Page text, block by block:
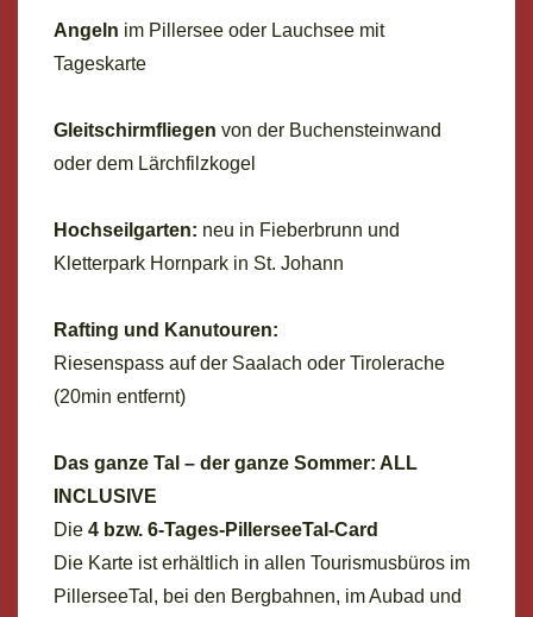
Angeln im Pillersee oder Lauchsee mit
Tageskarte
Gleitschirmfliegen von der Buchensteinwand
oder dem Lärchfilzkogel
Hochseilgarten: neu in Fieberbrunn und
Kletterpark Hornpark in St. Johann
Rafting und Kanutouren:
Riesenspass auf der Saalach oder Tirolerache
(20min entfernt)
Das ganze Tal – der ganze Sommer: ALL
INCLUSIVE
Die 4 bzw. 6-Tages-PillerseeTal-Card
Die Karte ist erhältlich in allen Tourismusbüros im
PillerseeTal, bei den Bergbahnen, im Aubad und